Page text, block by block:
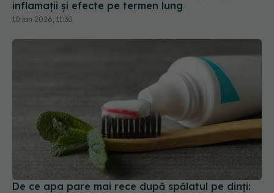
10 ian 2026, 11:30
De ce apa pare mai rece după spălatul pe dinți:
rolul mentolului explicat de știință